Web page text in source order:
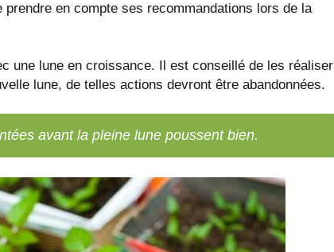
en compte ses recommandations lors de la
une lune en croissance. Il est conseillé de les réaliser
lune, de telles actions devront être abandonnées.
avant la pleine lune poussent bien.